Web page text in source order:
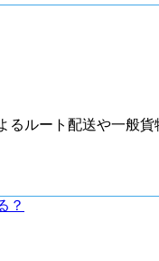
るルート配送や一般